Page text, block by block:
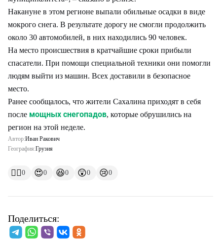
Накануне в этом регионе выпали обильные осадки в виде
мокрого снега. В результате дорогу не смогли продолжить
около 30 автомобилей, в них находились 90 человек.
На место происшествия в кратчайшие сроки прибыли
спасатели. При помощи специальной техники они помогли
людям выйти из машин. Всех доставили в безопасное
место.
Ранее сообщалось, что жители Сахалина приходят в себя
после мощных снегопадов, которые обрушились на
регион на этой неделе.
Автор:Иван Ракович
География:Грузия
👍🏻0 😍0 😆0 😲0 😢0
Поделиться: